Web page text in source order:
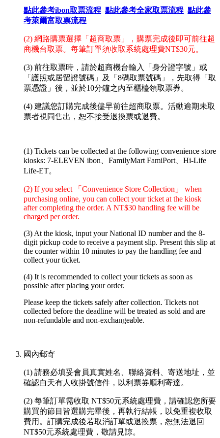
點此參考ibon取票流程 點此參考全家取票流程 點此參
考萊爾富取票流程
(2) 網路購票選擇「超商取票」，購票完成後即可前往超
商機台取票。每筆訂單須收取系統處理費NT$30元。
(3) 前往取票時，請於超商機台輸入 「 身分證字號 」或
「護照或居留證號碼」
及 「 8碼取票號碼 」
，先取得「取
票憑證」後，並於10分鐘之內至櫃檯領取票券。
(4) 建議您訂購完成後儘早前往超商取票。活動逾期未取
票者視同售出，恕不接受退換票或退費。
(1) Tickets can be collected at the following convenience store
kiosks: 7-ELEVEN ibon、FamilyMart FamiPort、Hi-Life
Life-ET。
(2) If you select 「Convenience Store Collection」 when
purchasing online, you can collect your ticket at the kiosk
after completing the order. A NT$30 handling fee will be
charged per order.
(3) At the kiosk, input your National ID number and the 8-
digit pickup code to receive a payment slip. Present this slip at
the counter within 10 minutes to pay the handling fee and
collect your ticket.
(4) It is recommended to collect your tickets as soon as
possible after placing your order.
Please keep the tickets safely after collection. Tickets not
collected before the deadline will be treated as sold and are
non-refundable and non-exchangeable.
國內郵寄
(1) 請務必填妥會員真實姓名、聯絡資料、寄送地址，並
確認白天有人收掛號信件，以利票券順利寄達。
(2) 每筆訂單需收取 NT$50元系統處理費，請確認您所要
購買的節目皆選購完畢後，再執行結帳，以免重複收取
費用。訂購完成後若取消訂單或退換票，恕無法退回
NT$50元系統處理費，敬請見諒。